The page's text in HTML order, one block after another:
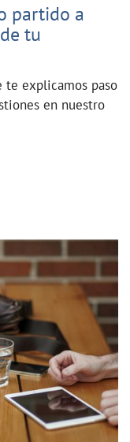
partido a
tu
te explicamos paso
en nuestro